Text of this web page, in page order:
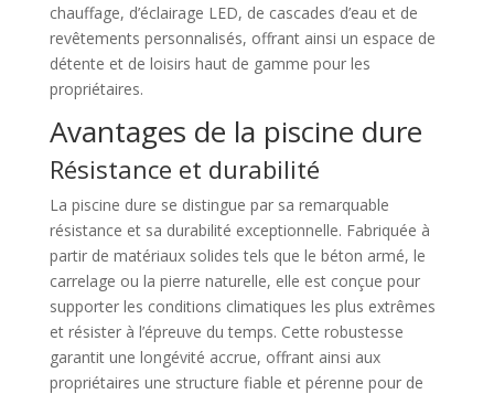
chauffage, d’éclairage LED, de cascades d’eau et de
revêtements personnalisés, offrant ainsi un espace de
détente et de loisirs haut de gamme pour les
propriétaires.
Avantages de la piscine dure
Résistance et durabilité
La piscine dure se distingue par sa remarquable
résistance et sa durabilité exceptionnelle. Fabriquée à
partir de matériaux solides tels que le béton armé, le
carrelage ou la pierre naturelle, elle est conçue pour
supporter les conditions climatiques les plus extrêmes
et résister à l’épreuve du temps. Cette robustesse
garantit une longévité accrue, offrant ainsi aux
propriétaires une structure fiable et pérenne pour de